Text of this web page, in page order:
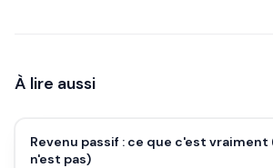
À lire aussi
Revenu passif : ce que c'est
n'est pas)